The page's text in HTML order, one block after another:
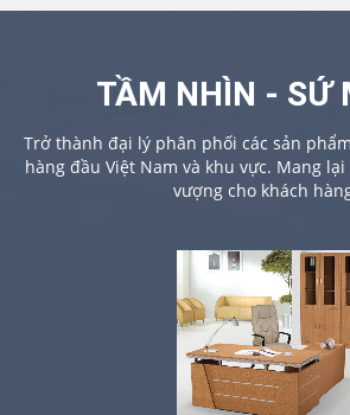
TẦM NHÌN - SỨ
Trở thành đại lý phân phối các sản
hàng đầu Việt Nam và khu vực. Mang
vượng cho khách